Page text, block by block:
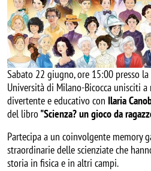
Sabato 22 giugno, ore 15:00 presso
Università di Milano-Bicocca unisciti
divertente e educativo con Ilaria
del libro"Scienza? un gioco da
Partecipa a un coinvolgente memory
straordinarie delle scienziate che
storia in fisica e in altri campi.